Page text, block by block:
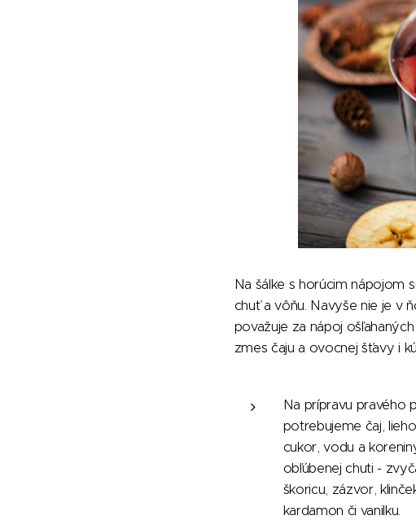
Na šálke s horúcim nápojom
chuť a vôňu. Navyše nie je v
považuje za nápoj
zmes čaju a ovocnej šťavy i
Na prípravu pravého
potrebujeme čaj,
cukor, vodu a
obľúbenej chuti -
škoricu, zázvor,
kardamon či vanilku.